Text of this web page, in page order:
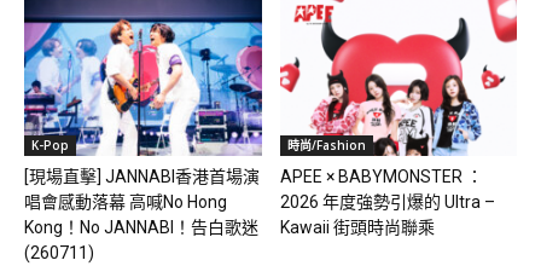
K-Pop
[現場直擊] JANNABI香港首場演
唱會感動落幕 高喊No Hong
Kong！No JANNABI！告白歌迷
(260711)
時尚/Fashion
APEE × BABYMONSTER ：
2026 年度強勢引爆的 Ultra –
Kawaii 街頭時尚聯乘